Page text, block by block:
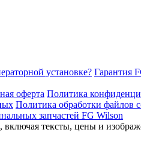
установке? Гарантия
оферта Политика
Политика обработки файлов
тексты, цены и